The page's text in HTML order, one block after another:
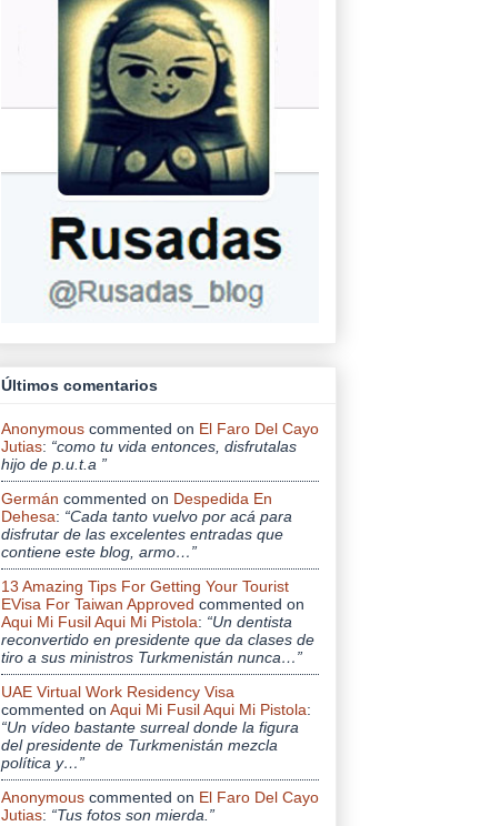
Últimos comentarios
Anonymous commented on El Faro Del Cayo
Jutias: “como tu vida entonces, disfrutalas
hijo de p.u.t.a ”
Germán commented on Despedida En
Dehesa: “Cada tanto vuelvo por acá para
disfrutar de las excelentes entradas que
contiene este blog, armo…”
13 Amazing Tips For Getting Your Tourist
EVisa For Taiwan Approved commented on
Aqui Mi Fusil Aqui Mi Pistola: “Un dentista
reconvertido en presidente que da clases de
tiro a sus ministros Turkmenistán nunca…”
UAE Virtual Work Residency Visa
commented on Aqui Mi Fusil Aqui Mi Pistola:
“Un vídeo bastante surreal donde la figura
del presidente de Turkmenistán mezcla
política y…”
Anonymous commented on El Faro Del Cayo
Jutias: “Tus fotos son mierda.”